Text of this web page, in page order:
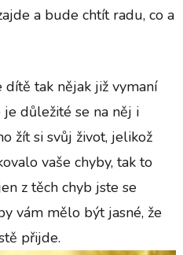
a bude chtít radu, co a
dítě tak nějak již vymaní
je důležité se na něj i
žít si svůj život, jelikož
vaše chyby, tak to
z těch chyb jste se
vám mělo být jasné, že
přijde.